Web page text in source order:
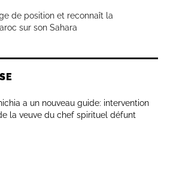
de position et reconnaît la
sur son Sahara
a un nouveau guide: intervention
la veuve du chef spirituel défunt